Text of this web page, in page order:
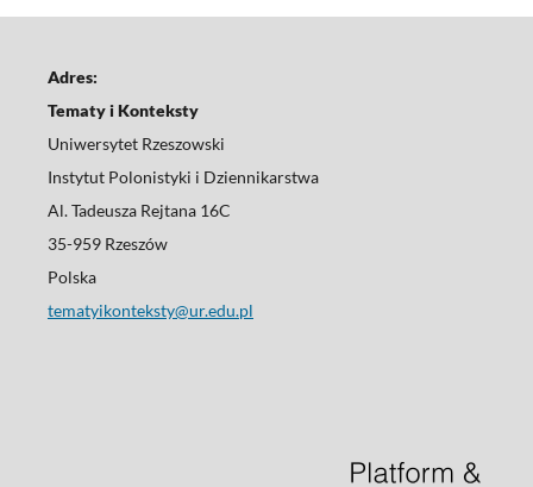
Adres:
Tematy i Konteksty
Uniwersytet Rzeszowski
Instytut Polonistyki i Dziennikarstwa
Al. Tadeusza Rejtana 16C
35-959 Rzeszów
Polska
tematyikonteksty@ur.edu.pl